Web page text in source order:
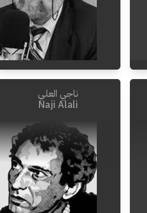
2020
ناجي العلي
Naji Alali